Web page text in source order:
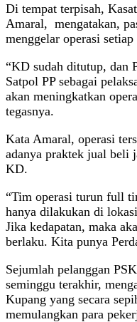
Di tempat terpisah,
Amaral, mengatakan,
menggelar operasi
“KD sudah ditutup, dan
Satpol PP sebagai
akan meningkatkan
tegasnya.
Kata Amaral, operasi
adanya praktek jual beli
KD.
“Tim operasi turun full
hanya dilakukan di
Jika kedapatan, maka
berlaku. Kita punya
Sejumlah pelanggan
seminggu terakhir,
Kupang yang secara
memulangkan para